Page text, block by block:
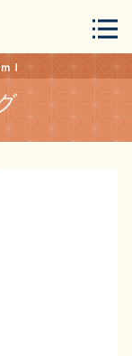
ログイン
ｌ